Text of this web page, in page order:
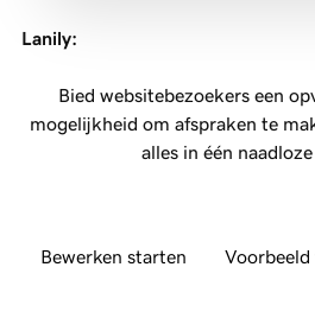
Lanily:
Bied websitebezoekers een
mogelijkheid om afspraken te
alles in één naadloze
Bewerken starten Voorbeeld